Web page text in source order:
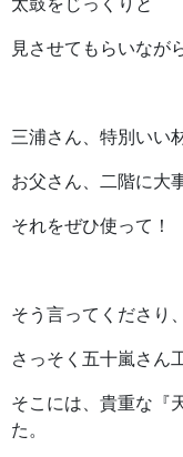
見させてもらいなが
三浦さん、特別いい
お父さん、二階に大
それをぜひ使って！
そう言ってくださり、
さっそく五十嵐さん
そこには、貴重な『
た。